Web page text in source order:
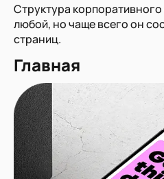
Структура
любой, но чаще всего он
страниц.
Главная